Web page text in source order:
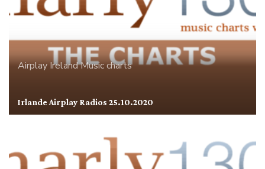
AirplayIrelandMusic charts
Irlande Airplay Radios 25.10.2020